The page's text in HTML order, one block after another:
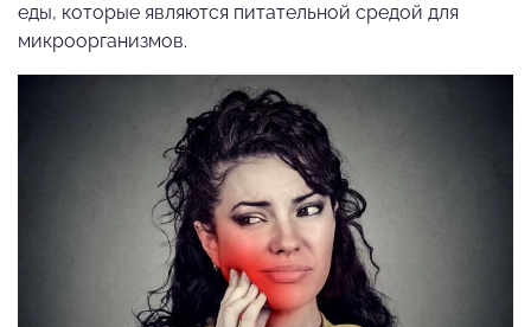
еды, которые являются питательной средой для
микроорганизмов.